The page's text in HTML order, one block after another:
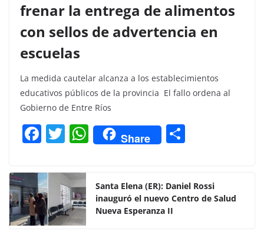
frenar la entrega de alimentos
con sellos de advertencia en
escuelas
La medida cautelar alcanza a los establecimientos
educativos públicos de la provincia El fallo ordena al
Gobierno de Entre Ríos
F
c
e
b
o
T
itt
er
W
h
s
A
Share
p
ar
Santa Elena (ER): Daniel Rossi
inauguró el nuevo Centro de Salud
Nueva Esperanza II